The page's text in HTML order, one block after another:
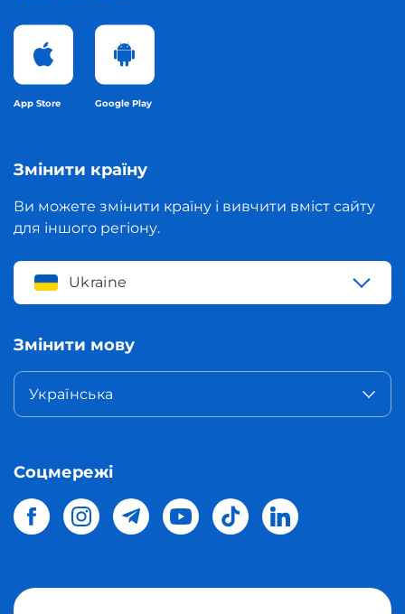
App Store Google Play
Змінити країну
Ви можете змінити країну і вивчити вміст сайту
для іншого регіону.
Ukraine
Змінити мову
Українська
Соцмережі